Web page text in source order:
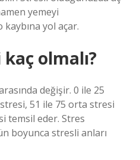
yemeyi
yol açar.
olmalı?
değişir. 0 ile 25
51 ile 75 orta stresi
temsil eder. Stres
boyunca stresli anları